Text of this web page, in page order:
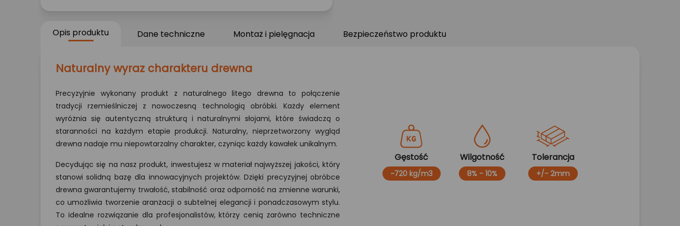
Opis produktu Dane techniczne Montaż i pielęgnacja Bezpieczeństwo produktu
Naturalny wyraz charakteru drewna
Precyzyjnie wykonany produkt z naturalnego litego drewna to połączenie
tradycji rzemieślniczej z nowoczesną technologią obróbki. Każdy element
wyróżnia się autentyczną strukturą i naturalnymi słojami, które świadczą o
staranności na każdym etapie produkcji. Naturalny, nieprzetworzony wygląd
drewna nadaje mu niepowtarzalny charakter, czyniąc każdy kawałek unikalnym.
Decydując się na nasz produkt, inwestujesz w materiał najwyższej jakości, który
stanowi solidną bazę dla innowacyjnych projektów. Dzięki precyzyjnej obróbce
drewna gwarantujemy trwałość, stabilność oraz odporność na zmienne warunki,
co umożliwia tworzenie aranżacji o subtelnej elegancji i ponadczasowym stylu.
To idealne rozwiązanie dla profesjonalistów, którzy cenią zarówno techniczne
Gęstość
~720 kg/m3
Wilgotność
8% - 10%
Tolerancja
+/- 2mm